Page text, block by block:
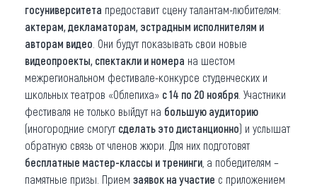
госуниверситета предоставит сцену талантам-любителям:
актерам, декламаторам, эстрадным исполнителям и
авторам видео . Они будут показывать свои новые
видеопроекты, спектакли и номера на шестом
межрегиональном фестивале-конкурсе студенческих и
школьных театров «Облепиха» с 14 по 20 ноября . Участники
фестиваля не только выйдут на большую аудиторию
(иногородние смогут сделать это дистанционно) и услышат
обратную связь от членов жюри. Для них подготовят
бесплатные мастер-классы и тренинги , а победителям –
памятные призы. Прием заявок на участие с приложением